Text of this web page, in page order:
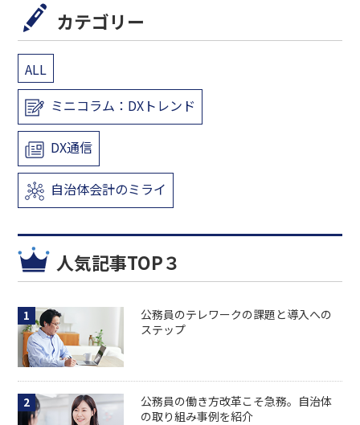
カテゴリー
ALL
ミニコラム：DXトレンド
DX通信
自治体会計のミライ
人気記事TOP３
公務員のテレワークの課題と導入への
ステップ
公務員の働き方改革こそ急務。自治体
の取り組み事例を紹介